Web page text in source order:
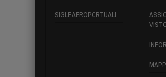
SIGLE AEROPORTUALI